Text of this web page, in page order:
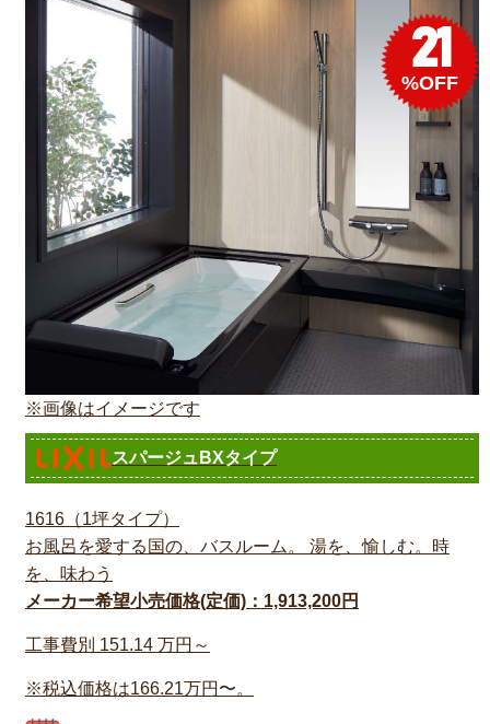
21
%OFF
※画像はイメージです
スパージュBXタイプ
1616（1坪タイプ）
お風呂を愛する国の、バスルーム。 湯を、愉しむ。時
を、味わう
メーカー希望小売価格(定価)：1,913,200円
工事費別 151.14 万円～
※税込価格は166.21万円〜。